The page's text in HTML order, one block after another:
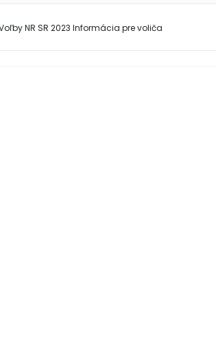
NR SR 2023 Informácia pre voliča